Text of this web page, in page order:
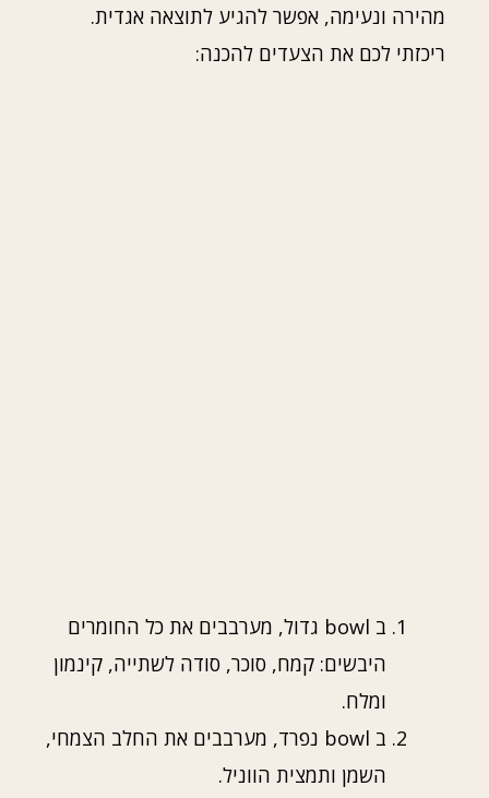
מהירה ונעימה, אפשר להגיע לתוצאה אגדית.
ריכזתי לכם את הצעדים להכנה:
ב bowl גדול, מערבבים את כל החומרים
היבשים: קמח, סוכר, סודה לשתייה, קינמון
ומלח.
ב bowl נפרד, מערבבים את החלב הצמחי,
השמן ותמצית הווניל.